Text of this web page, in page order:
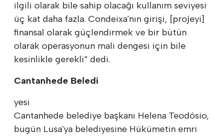
ilgili olarak bile sahip olacağı kullanım seviyesi
üç kat daha fazla. Condeixa'nın girişi, [projeyi]
finansal olarak güçlendirmek ve bir bütün
olarak operasyonun mali dengesi için bile
kesinlikle gerekli” dedi.
Cantanhede Beledi
yesi
Cantanhede belediye başkanı Helena Teodósio,
bugün Lusa'ya belediyesine Hükümetin emri